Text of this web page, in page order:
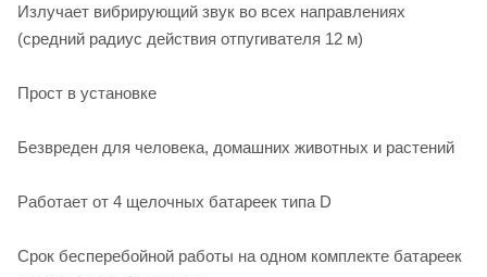
Излучает вибрирующий звук во всех направлениях
(средний радиус действия отпугивателя 12 м)
Прост в установке
Безвреден для человека, домашних животных и растений
Работает от 4 щелочных батареек типа D
Срок бесперебойной работы на одном комплекте батареек